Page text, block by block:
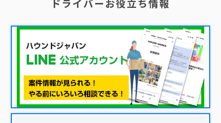
ドライバーお役立ち情報